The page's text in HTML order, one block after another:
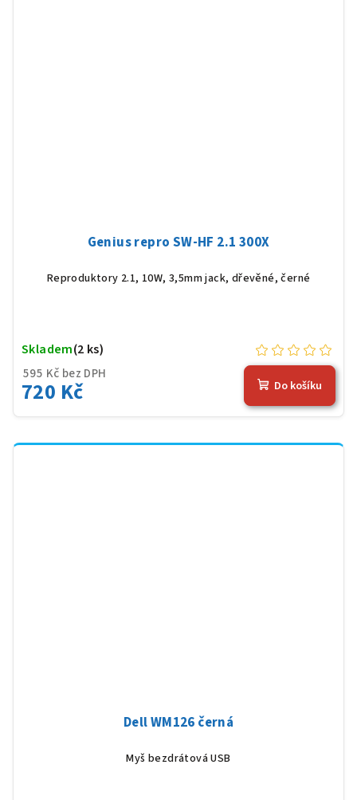
Genius repro SW-HF 2.1 300X
Reproduktory 2.1, 10W, 3,5mm jack, dřevěné, černé
595 Kč bez DPH
720 Kč
Skladem(2 ks)
Do košíku
Dell WM126 černá
Myš bezdrátová USB